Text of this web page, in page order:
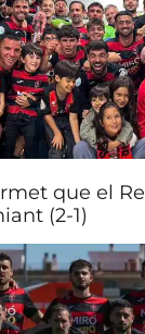
que el
(2-1)